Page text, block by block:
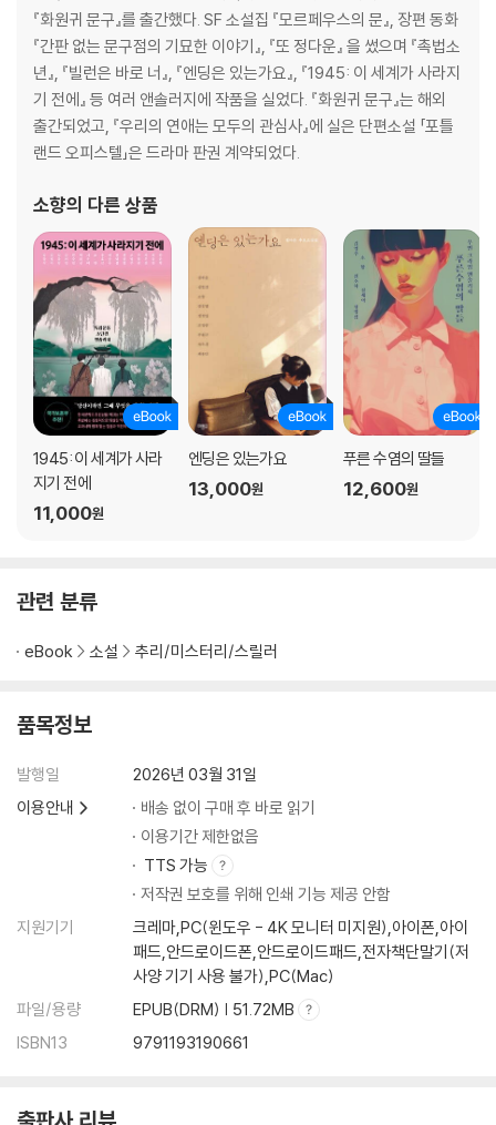
『화원귀 문구』를 출간했다. SF 소설집 『모르페우스의 문』, 장편 동화
『간판 없는 문구점의 기묘한 이야기』, 『또 정다운』 을 썼으며 『촉법소
년』, 『빌런은 바로 너』, 『엔딩은 있는가요』, 『1945: 이 세계가 사라지
기 전에』 등 여러 앤솔러지에 작품을 실었다. 『화원귀 문구』는 해외
출간되었고, 『우리의 연애는 모두의 관심사』에 실은 단편소설 「포틀
랜드 오피스텔」은 드라마 판권 계약되었다.
소향의 다른 상품
1945: 이 세계가 사라
지기 전에
11,000원
엔딩은 있는가요
13,000원
푸른 수염의 딸들
12,600원
관련 분류
eBook 소설 추리/미스터리/스릴러
품목정보
발행일
2026년 03월 31일
이용안내
배송 없이 구매 후 바로 읽기
이용기간 제한없음
TTS 가능
저작권 보호를 위해 인쇄 기능 제공 안함
지원기기
크레마,PC(윈도우 - 4K 모니터 미지원),아이폰,아이
패드,안드로이드폰,안드로이드패드,전자책단말기(저
사양 기기 사용 불가),PC(Mac)
파일/용량
EPUB(DRM) | 51.72MB
ISBN13
9791193190661